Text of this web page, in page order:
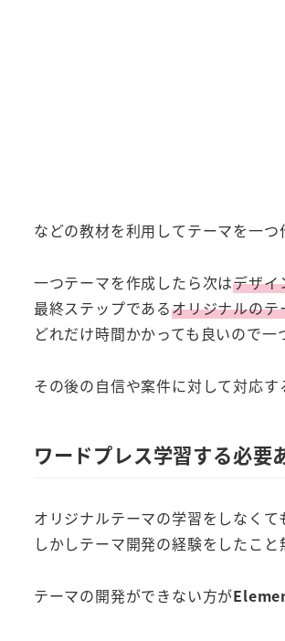
などの教材を利用してテーマを一つ
一つテーマを作成したら次はデザイ
最終ステップであるオリジナルのテ
どれだけ時間かかっても良いので一
その後の自信や案件に対して対応
ワードプレス学習する必
オリジナルテーマの学習をしなくて
しかしテーマ開発の経験をしたこ
テーマの開発ができない方が